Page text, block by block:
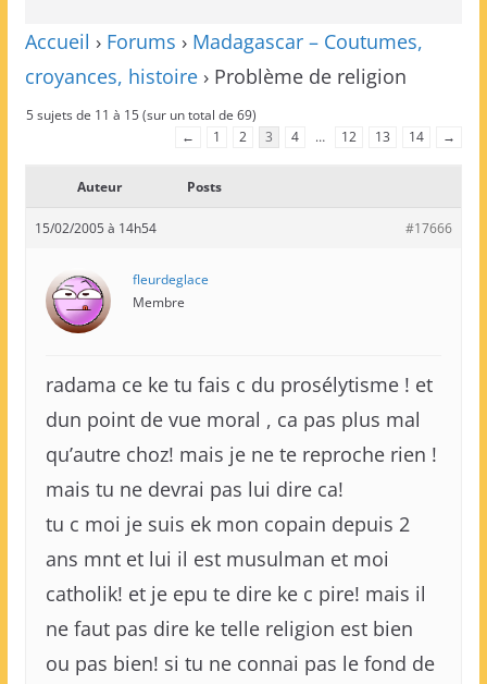
Accueil › Forums › Madagascar – Coutumes,
croyances, histoire › Problème de religion
5 sujets de 11 à 15 (sur un total de 69)
←
1 2 3 4 … 12 13 14 →
Auteur Posts
15/02/2005 à 14h54 #17666
fleurdeglace
Membre
radama ce ke tu fais c du prosélytisme ! et
dun point de vue moral , ca pas plus mal
qu’autre choz! mais je ne te reproche rien !
mais tu ne devrai pas lui dire ca!
tu c moi je suis ek mon copain depuis 2
ans mnt et lui il est musulman et moi
catholik! et je epu te dire ke c pire! mais il
ne faut pas dire ke telle religion est bien
ou pas bien! si tu ne connai pas le fond de